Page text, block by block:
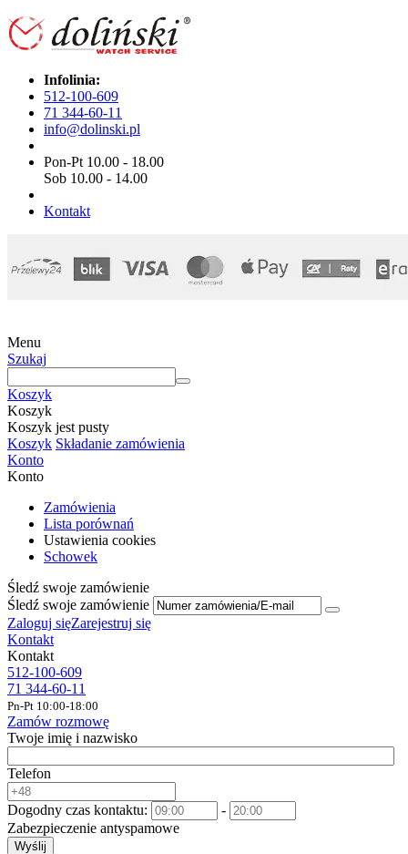
Infolinia:
512-100-609
71 344-60-11
info@dolinski.pl
Pon-Pt 10.00 - 18.00
Sob 10.00 - 14.00
Kontakt
Menu
Szukaj
Koszyk
Koszyk
Koszyk jest pusty
Koszyk Składanie zamówienia
Konto
Konto
Zamówienia
Lista porównań
Ustawienia cookies
Schowek
Śledź swoje zamówienie
Śledź swoje zamówienie
Zaloguj sięZarejestruj się
Kontakt
Kontakt
512-100-609
71 344-60-11
Pn-Pt 10:00-18:00
Zamów rozmowę
Twoje imię i nazwisko
Telefon
Dogodny czas kontaktu:
-
Zabezpieczenie antyspamowe
Wyślij